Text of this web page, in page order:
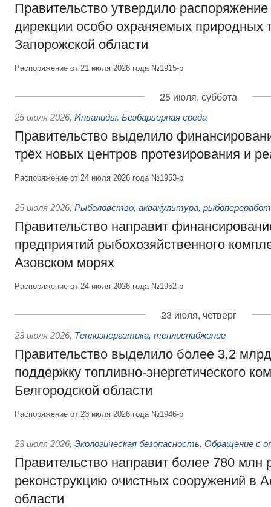
Правительство утвердило
дирекции особо охраняемых природных
Запорожской области
Распоряжение от 21 июля 2026 года №1915-р
25 июля, суббота
25 июля 2026, Инвалиды. Безбарьерная среда
Правительство выделило
трёх новых центров протезирования и
Распоряжение от 24 июля 2026 года №1953-р
25 июля 2026, Рыболовство, аквакультура,
Правительство направит
предприятий рыбохозяйственного
Азовском морях
Распоряжение от 24 июля 2026 года №1952-р
23 июля, четверг
23 июля 2026, Теплоэнергетика, теплоснабжение
Правительство выделило более 3,2
поддержку топливно-энергетического
Белгородской области
Распоряжение от 23 июля 2026 года №1946-р
23 июля 2026, Экологическая безопасность. Обращение с
Правительство направит более 780 млн
реконструкцию очистных сооружений в
области